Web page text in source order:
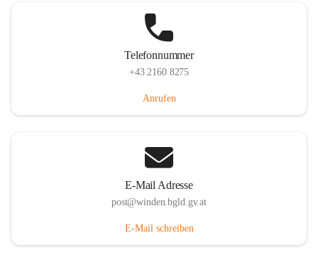
Telefonnummer
+43 2160 8275
Anrufen
E-Mail Adresse
post@winden.bgld.gv.at
E-Mail schreiben